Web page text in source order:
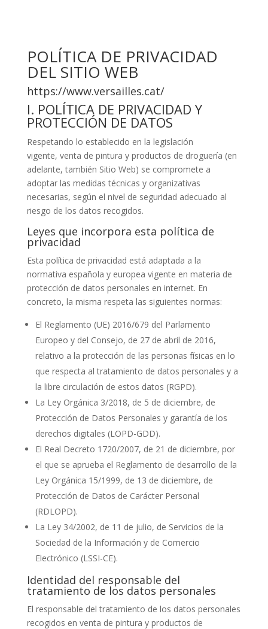
POLÍTICA DE PRIVACIDAD
DEL SITIO WEB
https://www.versailles.cat/
I. POLÍTICA DE PRIVACIDAD Y
PROTECCIÓN DE DATOS
Respetando lo establecido en la legislación
vigente, venta de pintura y productos de droguería (en
adelante, también Sitio Web) se compromete a
adoptar las medidas técnicas y organizativas
necesarias, según el nivel de seguridad adecuado al
riesgo de los datos recogidos.
Leyes que incorpora esta política de
privacidad
Esta política de privacidad está adaptada a la
normativa española y europea vigente en materia de
protección de datos personales en internet. En
concreto, la misma respeta las siguientes normas:
El Reglamento (UE) 2016/679 del Parlamento
Europeo y del Consejo, de 27 de abril de 2016,
relativo a la protección de las personas físicas en lo
que respecta al tratamiento de datos personales y a
la libre circulación de estos datos (RGPD).
La Ley Orgánica 3/2018, de 5 de diciembre, de
Protección de Datos Personales y garantía de los
derechos digitales (LOPD-GDD).
El Real Decreto 1720/2007, de 21 de diciembre, por
el que se aprueba el Reglamento de desarrollo de la
Ley Orgánica 15/1999, de 13 de diciembre, de
Protección de Datos de Carácter Personal
(RDLOPD).
La Ley 34/2002, de 11 de julio, de Servicios de la
Sociedad de la Información y de Comercio
Electrónico (LSSI-CE).
Identidad del responsable del
tratamiento de los datos personales
El responsable del tratamiento de los datos personales
recogidos en venta de pintura y productos de